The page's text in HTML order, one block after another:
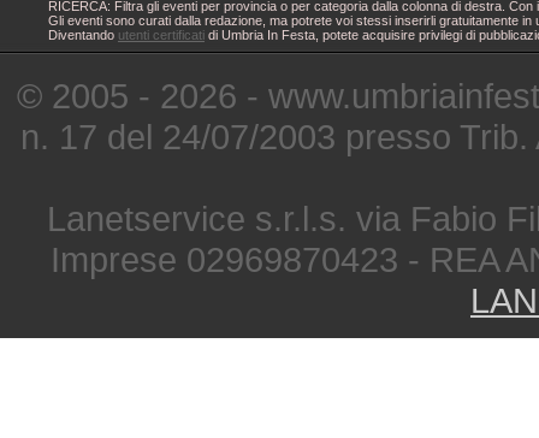
RICERCA: Filtra gli eventi per provincia o per categoria dalla colonna di destra.
Gli eventi sono curati dalla redazione, ma potrete voi stessi inserirli gratuitamente
Diventando utenti certificati di Umbria In Festa, potete acquisire privilegi di
© 2005 - 2026 -
n. 17 del 24/07/2003 presso
Lanetservice s.r.l.s. via Fabio
Imprese 02969870423 - REA